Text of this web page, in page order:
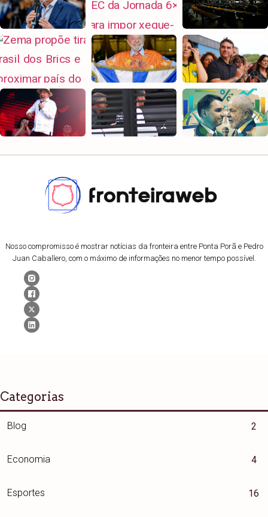
Nosso compromisso é mostrar notícias da fronteira entre Ponta Porã e Pedro
Juan Caballero, com o máximo de informações no menor tempo possível.
Categorias
Blog 2
Economia 4
Esportes 16